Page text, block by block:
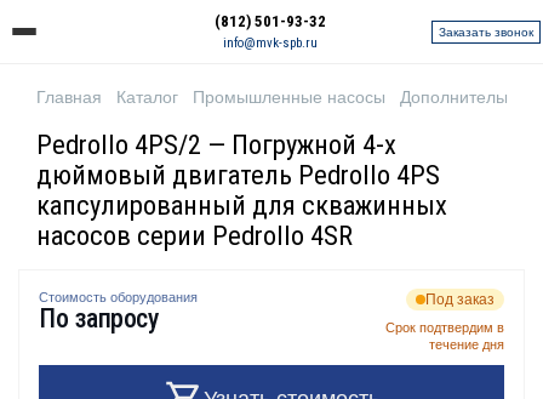
(812) 501-93-32
info@mvk-spb.ru
Заказать звонок
Главная Каталог Промышленные насосы Дополнительное
Pedrollo 4PS/2 — Погружной 4-х
дюймовый двигатель Pedrollo 4PS
капсулированный для скважинных
насосов серии Pedrollo 4SR
Стоимость оборудования
По запросу
Под заказ
Срок подтвердим в
течение дня